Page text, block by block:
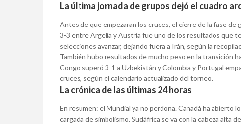
La última jornada de grupos dejó el cuadro
Antes de que empezaran los cruces, el cierre de la fase
3-3 entre Argelia y Austria fue uno de los resultados que
selecciones avanzar, dejando fuera a Irán, según la
También hubo resultados de mucho peso en la transición
Congo superó 3-1 a Uzbekistán y Colombia y Portugal
cruces, según el calendario actualizado del torneo.
La crónica de las últimas 24 horas
En resumen: el Mundial ya no perdona. Canadá ha abierto
cargada de simbolismo. Sudáfrica se va con la cabeza alta